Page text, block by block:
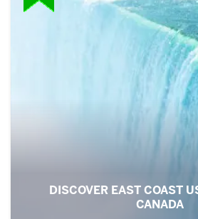
DISCOVER EAST COAST
CANADA